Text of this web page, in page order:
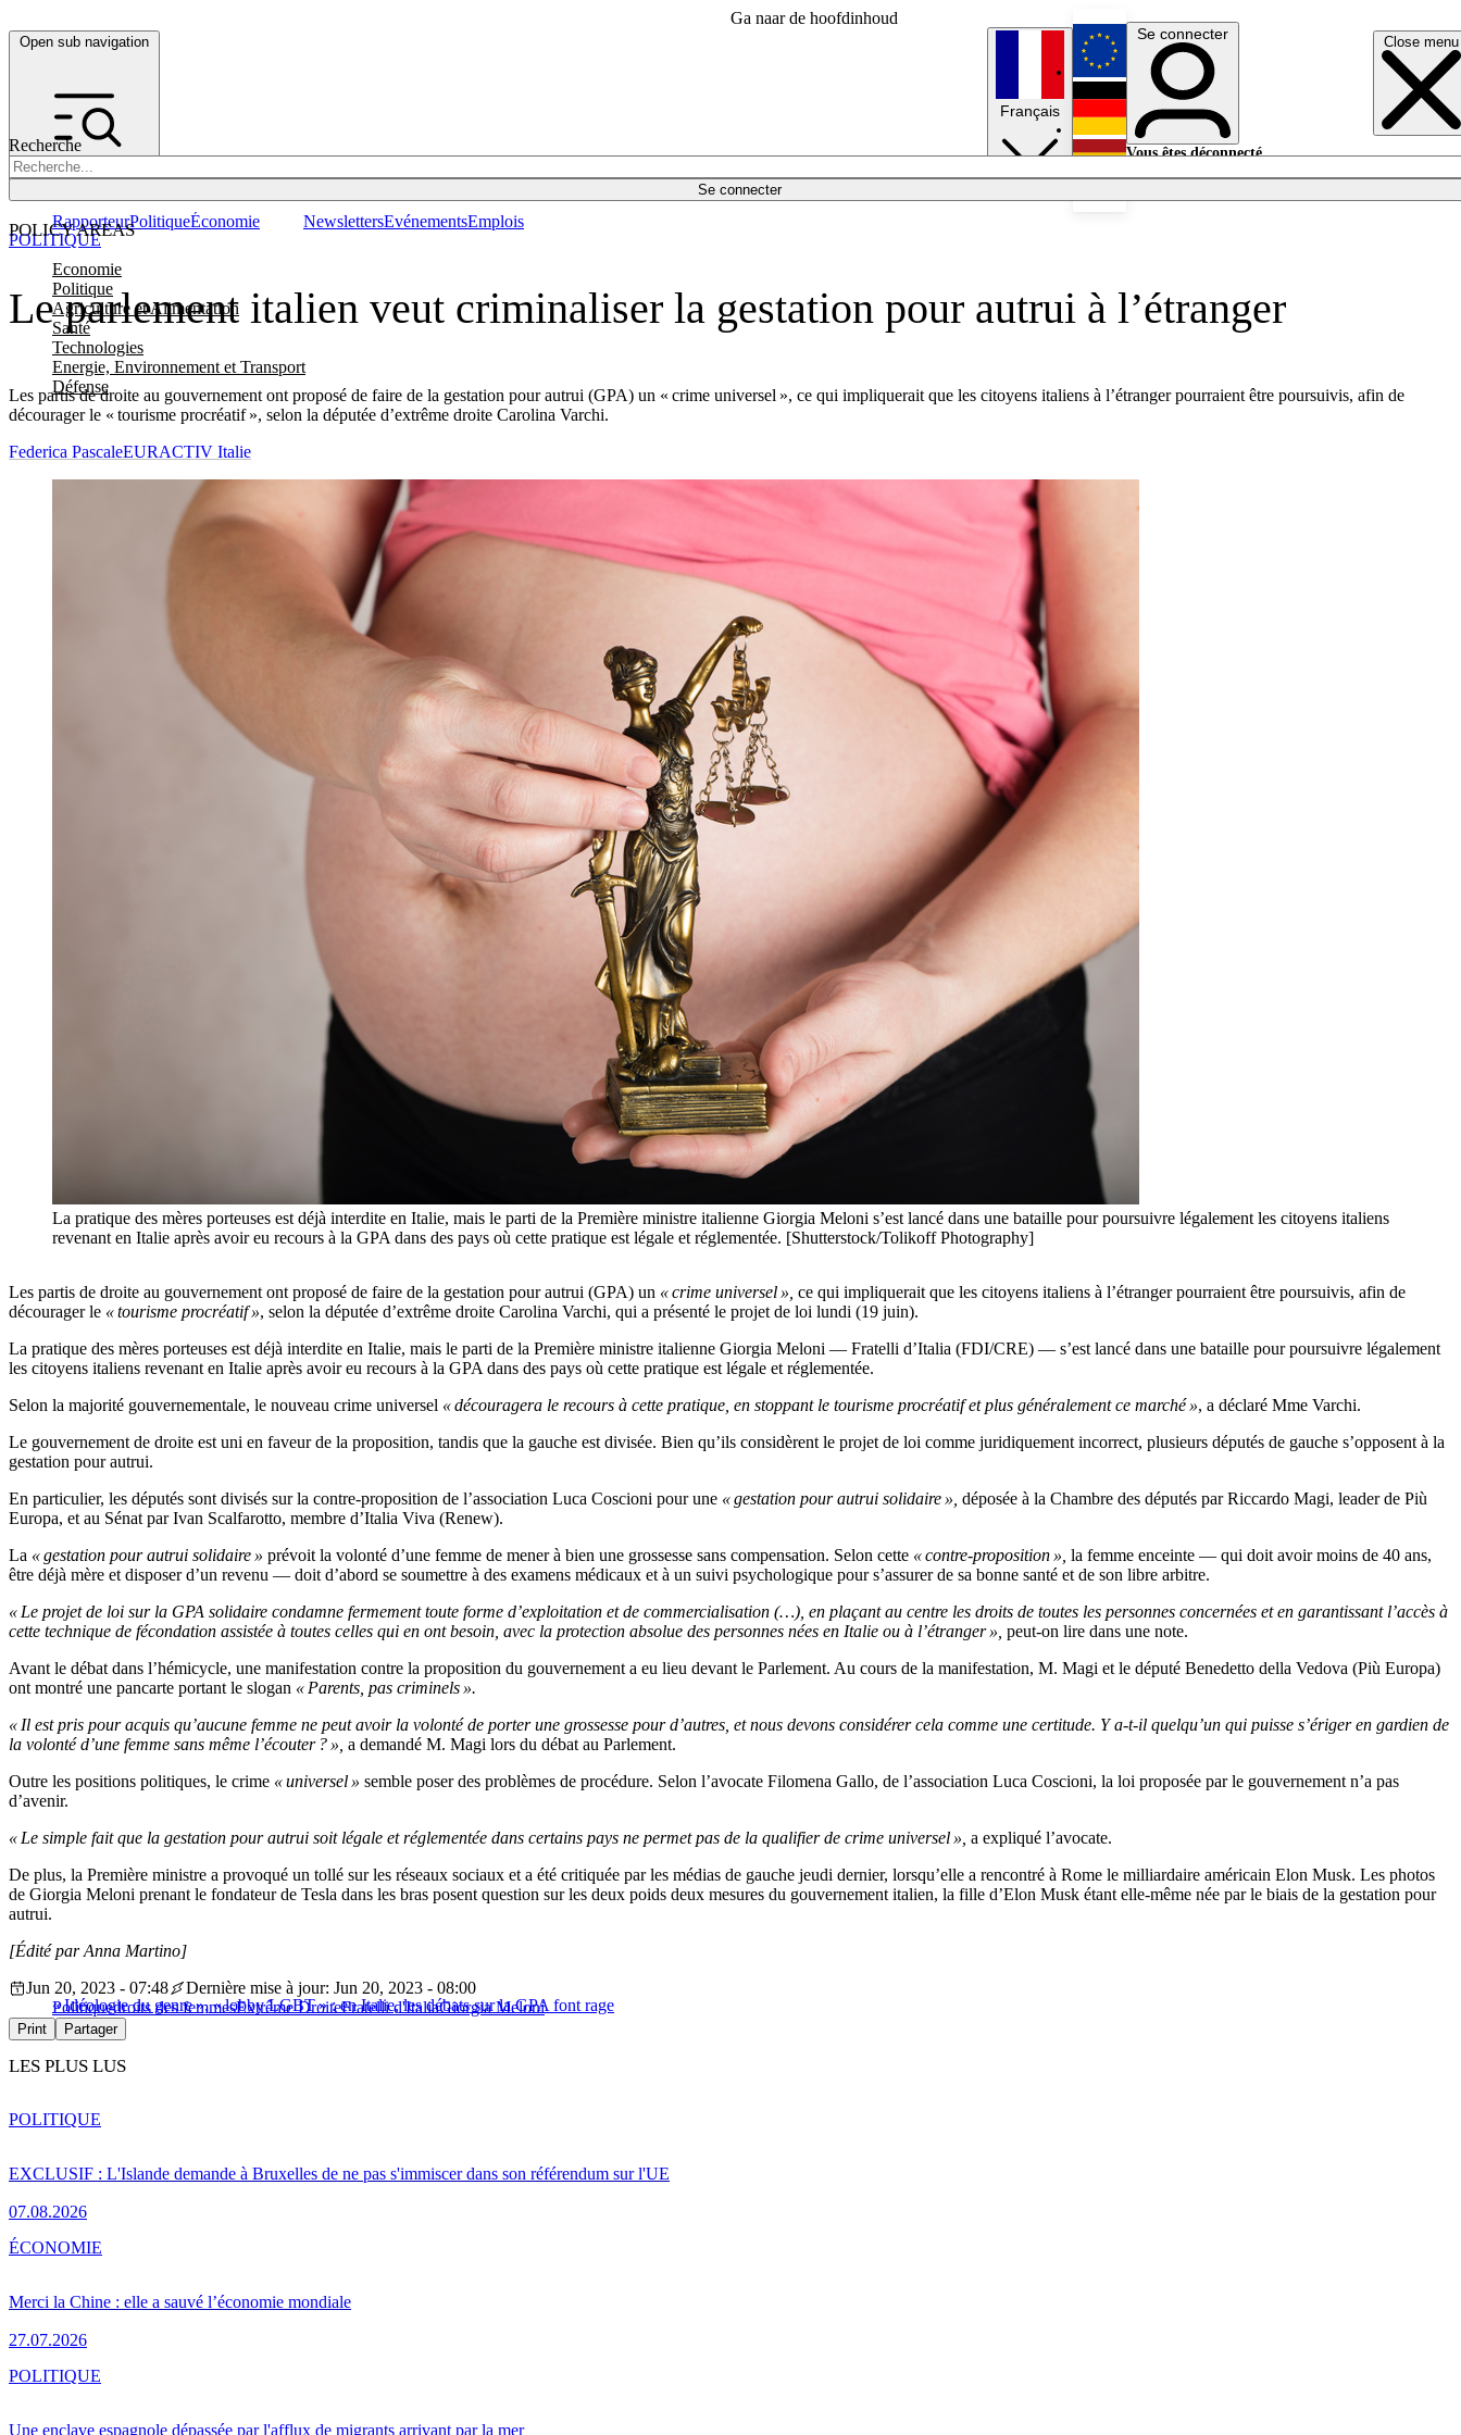
Ga naar de hoofdinhoud
Open sub navigation Close menu
Recherche
Se connecter
POLICY AREAS
Economie
Politique
Agriculture et Alimentation
Santé
Technologies
Energie, Environnement et Transport
Défense
RapporteurPolitiqueÉconomie NewslettersEvénementsEmplois
Français
English
Deutsch
Se connecter
Vous êtes déconnecté.
Le parlement italien veut criminaliser la gestation pour autrui à l’étranger
Les partis de droite au gouvernement ont proposé de faire de la gestation pour autrui (GPA) un « crime universel », ce qui impliquerait que les citoyens italiens à l’étranger pourraient être poursuivis, afin de
décourager le « tourisme procréatif », selon la députée d’extrême droite Carolina Varchi.
POLITIQUE
Federica PascaleEURACTIV Italie
La pratique des mères porteuses est déjà interdite en Italie, mais le parti de la Première ministre italienne Giorgia Meloni s’est lancé dans une bataille pour poursuivre légalement les citoyens italiens
revenant en Italie après avoir eu recours à la GPA dans des pays où cette pratique est légale et réglementée. [Shutterstock/Tolikoff Photography]
Les partis de droite au gouvernement ont proposé de faire de la gestation pour autrui (GPA) un « crime universel », ce qui impliquerait que les citoyens italiens à l’étranger pourraient être poursuivis, afin de
décourager le « tourisme procréatif », selon la députée d’extrême droite Carolina Varchi, qui a présenté le projet de loi lundi (19 juin).
La pratique des mères porteuses est déjà interdite en Italie, mais le parti de la Première ministre italienne Giorgia Meloni — Fratelli d’Italia (FDI/CRE) — s’est lancé dans une bataille pour poursuivre légalement
les citoyens italiens revenant en Italie après avoir eu recours à la GPA dans des pays où cette pratique est légale et réglementée.
Selon la majorité gouvernementale, le nouveau crime universel « découragera le recours à cette pratique, en stoppant le tourisme procréatif et plus généralement ce marché », a déclaré Mme Varchi.
Le gouvernement de droite est uni en faveur de la proposition, tandis que la gauche est divisée. Bien qu’ils considèrent le projet de loi comme juridiquement incorrect, plusieurs députés de gauche s’opposent à la
gestation pour autrui.
En particulier, les députés sont divisés sur la contre-proposition de l’association Luca Coscioni pour une « gestation pour autrui solidaire », déposée à la Chambre des députés par Riccardo Magi, leader de Più
Europa, et au Sénat par Ivan Scalfarotto, membre d’Italia Viva (Renew).
La « gestation pour autrui solidaire » prévoit la volonté d’une femme de mener à bien une grossesse sans compensation. Selon cette « contre-proposition », la femme enceinte — qui doit avoir moins de 40 ans,
être déjà mère et disposer d’un revenu — doit d’abord se soumettre à des examens médicaux et à un suivi psychologique pour s’assurer de sa bonne santé et de son libre arbitre.
« Le projet de loi sur la GPA solidaire condamne fermement toute forme d’exploitation et de commercialisation (…), en plaçant au centre les droits de toutes les personnes concernées et en garantissant l’accès à
cette technique de fécondation assistée à toutes celles qui en ont besoin, avec la protection absolue des personnes nées en Italie ou à l’étranger », peut-on lire dans une note.
Avant le débat dans l’hémicycle, une manifestation contre la proposition du gouvernement a eu lieu devant le Parlement. Au cours de la manifestation, M. Magi et le député Benedetto della Vedova (Più Europa)
ont montré une pancarte portant le slogan « Parents, pas criminels ».
« Il est pris pour acquis qu’aucune femme ne peut avoir la volonté de porter une grossesse pour d’autres, et nous devons considérer cela comme une certitude. Y a-t-il quelqu’un qui puisse s’ériger en gardien de
la volonté d’une femme sans même l’écouter ? », a demandé M. Magi lors du débat au Parlement.
Outre les positions politiques, le crime « universel » semble poser des problèmes de procédure. Selon l’avocate Filomena Gallo, de l’association Luca Coscioni, la loi proposée par le gouvernement n’a pas
d’avenir.
« Le simple fait que la gestation pour autrui soit légale et réglementée dans certains pays ne permet pas de la qualifier de crime universel », a expliqué l’avocate.
De plus, la Première ministre a provoqué un tollé sur les réseaux sociaux et a été critiquée par les médias de gauche jeudi dernier, lorsqu’elle a rencontré à Rome le milliardaire américain Elon Musk. Les photos
de Giorgia Meloni prenant le fondateur de Tesla dans les bras posent question sur les deux poids deux mesures du gouvernement italien, la fille d’Elon Musk étant elle-même née par le biais de la gestation pour
autrui.
[Édité par Anna Martino]
« Idéologie du genre », « lobby LGBT » : en Italie, les débats sur la GPA font rage
Jun 20, 2023 - 07:48
Dernière mise à jour: Jun 20, 2023 - 08:00
Politiquedroits des femmesExtrême DroiteFratelli d'ItaliaGiorgia Meloni
Print Partager
LES PLUS LUS
EXCLUSIF : L'Islande demande à Bruxelles de ne pas s'immiscer dans son référendum sur l'UE
07.08.2026
POLITIQUE
Merci la Chine : elle a sauvé l’économie mondiale
27.07.2026
ÉCONOMIE
Une enclave espagnole dépassée par l'afflux de migrants arrivant par la mer
POLITIQUE